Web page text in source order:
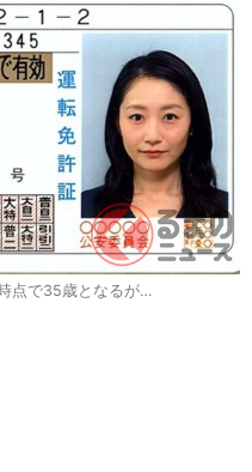
点で35歳となるが…